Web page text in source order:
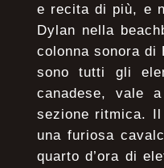
e recita di più, e
Dylan nella
colonna sonora di
sono tutti gli
canadese, vale
sezione ritmica.
una furiosa
quarto d’ora di